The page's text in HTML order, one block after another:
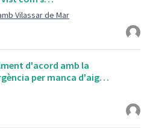
Vilassar de Mar
d'acord amb la
per manca d'aig…